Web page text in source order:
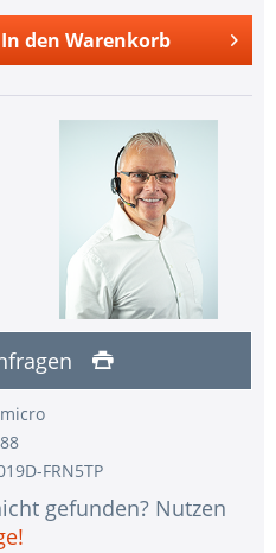
In den Warenkorb
FRN5TP
gefunden? Nutzen